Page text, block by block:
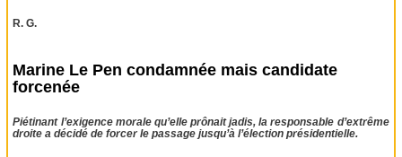
R. G.
Marine Le Pen condamnée mais candidate
forcenée
Piétinant l’exigence morale qu’elle prônait jadis, la responsable d’extrême
droite a décidé de forcer le passage jusqu’à l’élection présidentielle.